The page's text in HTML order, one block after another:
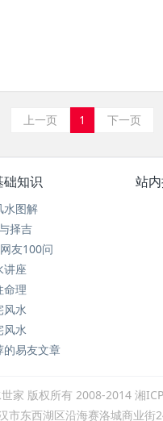
上一页 1 下一页
知识
水图解
择吉
友100问
讲座
命理
风水
风水
的易友文章
站
家 版权所有 2008-2014 湘
市东西湖区沿海赛洛城商业街